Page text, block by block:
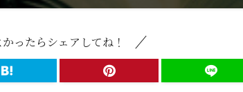
かったらシェアしてね！